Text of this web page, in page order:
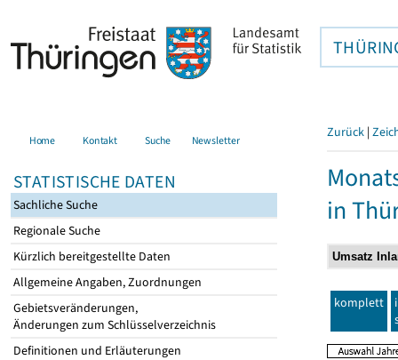
Home Kontakt Suche Newsletter
STATISTISCHE DATEN
Sachliche Suche
Regionale Suche
Kürzlich bereitgestellte Daten
Allgemeine Angaben, Zuordnungen
Gebietsveränderungen,
Änderungen zum Schlüsselverzeichnis
Definitionen und Erläuterungen
Zurück |
in
komplett